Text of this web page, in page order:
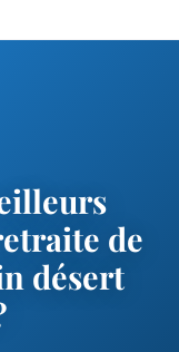
de
désert